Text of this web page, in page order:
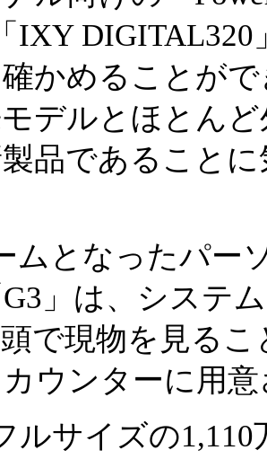
IXY
かめることが
デルとほとん
品であること
となったパー
」は、システ
で現物を見る
ウンターに用
ルサイズの